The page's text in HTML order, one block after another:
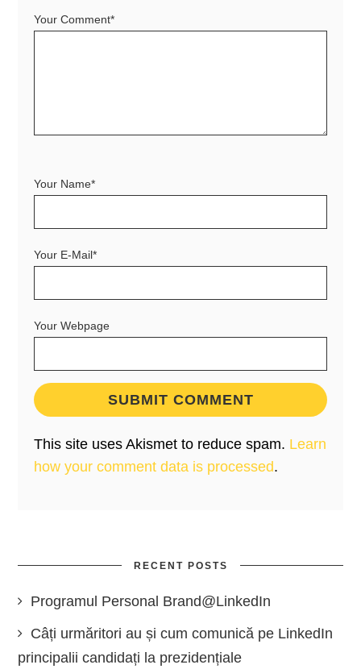
Your Comment*
Your Name*
Your E-Mail*
Your Webpage
This site uses Akismet to reduce spam. Learn
how your comment data is processed.
RECENT POSTS
Programul Personal Brand@LinkedIn
Câți urmăritori au și cum comunică pe LinkedIn
principalii candidați la prezidențiale